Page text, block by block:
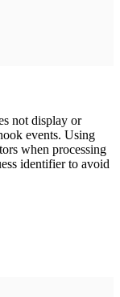
not display or
events. Using
when processing
identifier to avoid